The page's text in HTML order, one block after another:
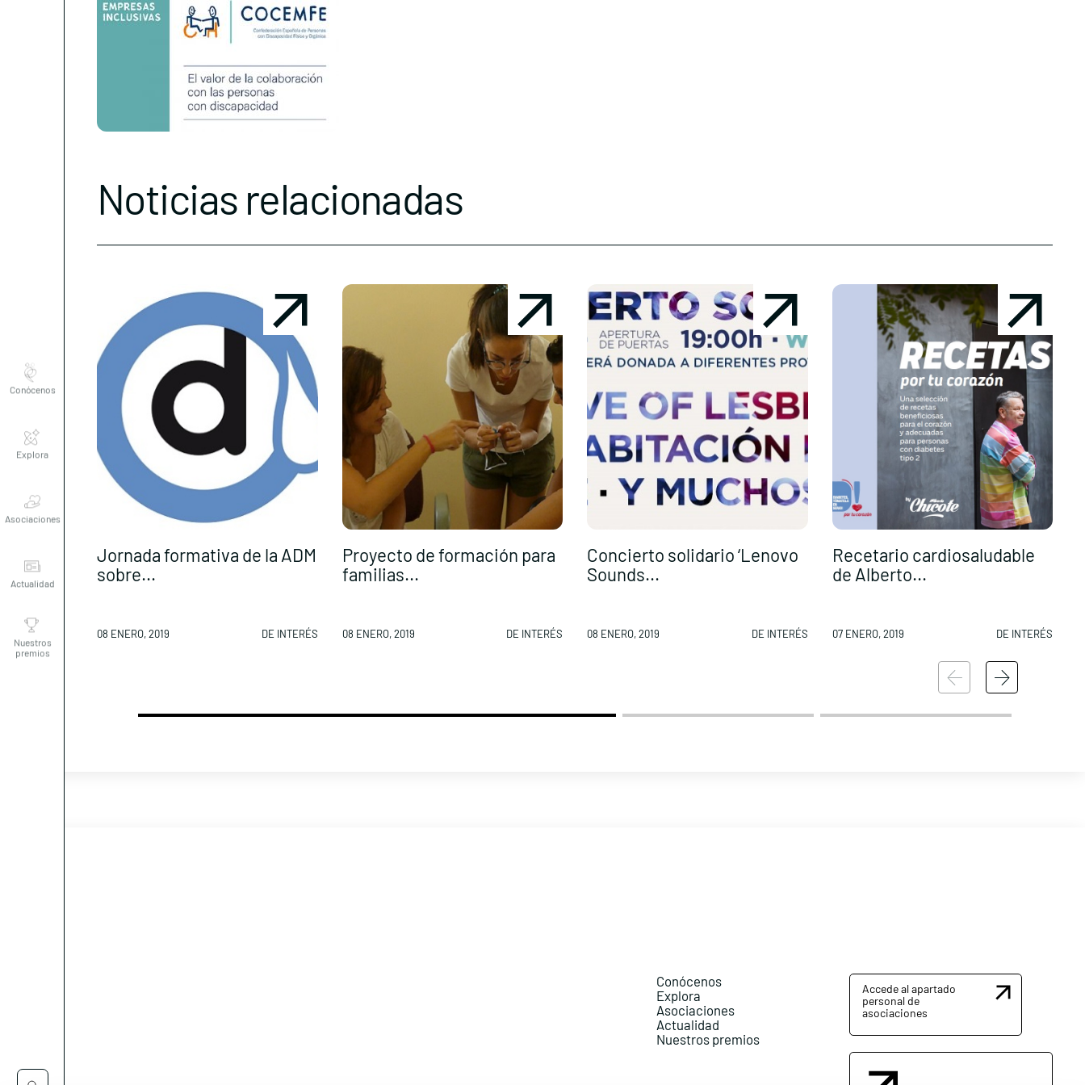
Conócenos
Explora
Asociaciones
Actualidad
Nuestros
premios
Noticias relacionadas
Jornada formativa de la ADM
sobre...
08 ENERO, 2019 DE INTERÉS
Proyecto de formación para
familias...
08 ENERO, 2019 DE INTERÉS
Concierto solidario ‘Lenovo
Sounds...
08 ENERO, 2019 DE INTERÉS
Recetario cardiosaludable
de Alberto...
07 ENERO, 2019 DE INTERÉS
Conócenos
Explora
Asociaciones
Actualidad
Nuestros premios
Accede al apartado
personal de
asociaciones